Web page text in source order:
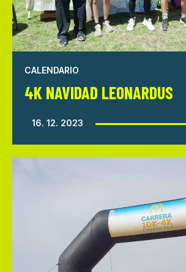
CALENDARIO
4K NAVIDAD LEONARDUS
16. 12. 2023